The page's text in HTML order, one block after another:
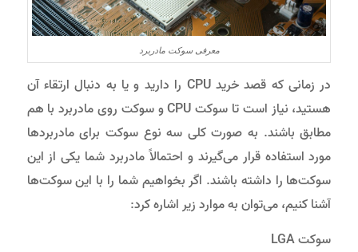
معرفی سوکت مادربرد
در زمانی که قصد خرید CPU را دارید و یا به دنبال ارتقاء آن
هستید، نیاز است تا سوکت CPU و سوکت روی مادربرد با هم
مطابق باشند. به صورت کلی سه نوع سوکت برای مادربردها
مورد استفاده قرار می‌گیرند و احتمالاً مادربرد شما یکی از این
سوکت‌ها را داشته باشند. اگر بخواهیم شما را با این سوکت‌ها
آشنا کنیم، می‌توان به موارد زیر اشاره کرد:
سوکت LGA